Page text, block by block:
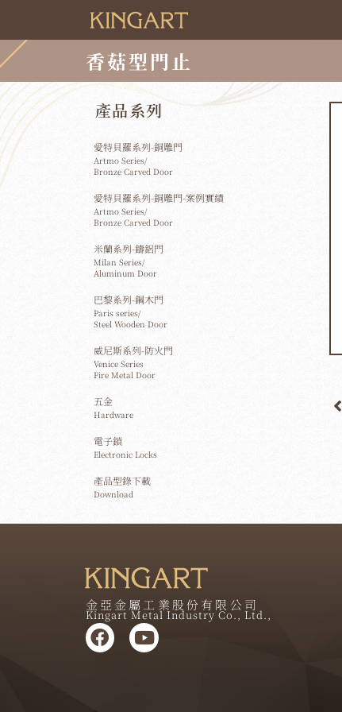
香菇型門止
產品系列
愛特貝羅系列-銅雕門
Artmo Series/
Bronze Carved Door
愛特貝羅系列-銅雕門-案例實績
Artmo Series/
Bronze Carved Door
米蘭系列-鑄鋁門
Milan Series/
Aluminum Door
巴黎系列-鋼木門
Paris series/
Steel Wooden Door
威尼斯系列-防火門
Venice Series
Fire Metal Door
五金
Hardware
電子鎖
Electronic Locks
產品型錄下載
Download
金亞金屬工業股份有限公司
Kingart Metal Industry Co., Ltd.,